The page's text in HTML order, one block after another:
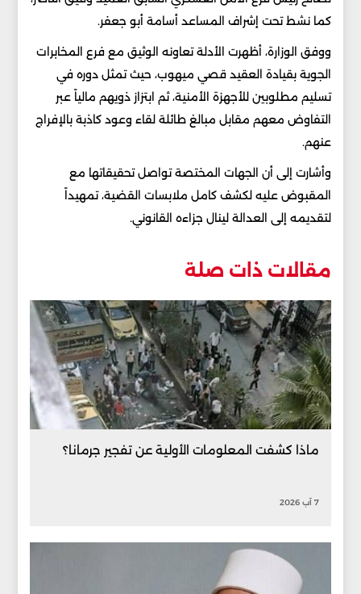
كما نشط تحت إشراف المساعد أسامة أبو جعفر.
ووفق الوزارة، أظهرت الأدلة تعاونه الوثيق مع فرع المخابرات
الجوية بقيادة العقيد قصي ميهوب، حيث تمثل دوره في
تسليم مطلوبين للأجهزة الأمنية، ثم ابتزاز ذويهم مالياً عبر
التفاوض معهم مقابل مبالغ طائلة لقاء وعود كاذبة بالإفراج
عنهم.
وأشارت إلى أن الجهات المختصة تواصل تحقيقاتها مع
المقبوض عليه لكشف كامل ملابسات القضية، تمهيداً
لتقديمه إلى العدالة لينال جزاءه القانوني.
مقالات ذات صلة
ماذا كشفت المعلومات الأولية عن تفجير جرمانا؟
7 آب 2026